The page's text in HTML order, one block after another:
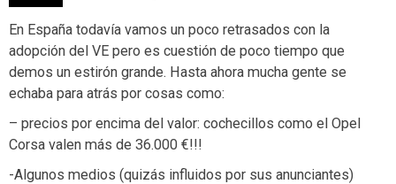
En España todavía vamos un poco retrasados con la
adopción del VE pero es cuestión de poco tiempo que
demos un estirón grande. Hasta ahora mucha gente se
echaba para atrás por cosas como:
– precios por encima del valor: cochecillos como el Opel
Corsa valen más de 36.000 €!!!
-Algunos medios (quizás influidos por sus anunciantes)